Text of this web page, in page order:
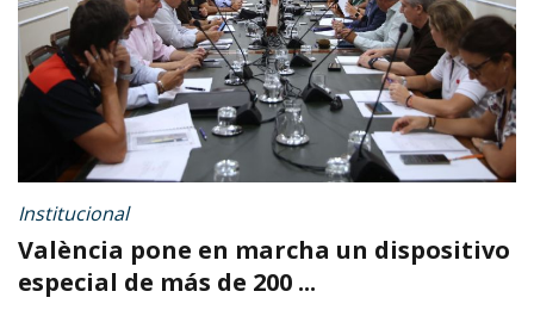
Institucional
València pone en marcha un dispositivo
especial de más de 200 ...